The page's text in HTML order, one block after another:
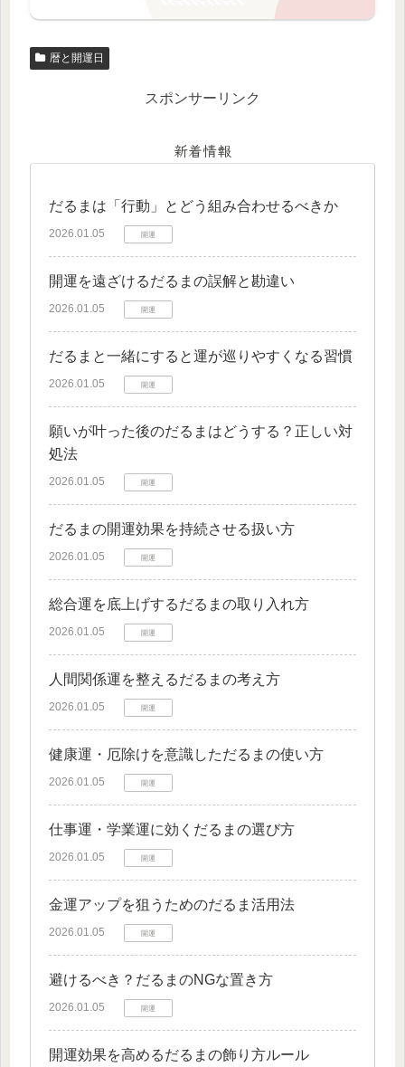
暦と開運日
スポンサーリンク
新着情報
だるまは「行動」とどう組み合わせるべきか
2026.01.05 開運
開運を遠ざけるだるまの誤解と勘違い
2026.01.05 開運
だるまと一緒にすると運が巡りやすくなる習慣
2026.01.05 開運
願いが叶った後のだるまはどうする？正しい対
処法
2026.01.05 開運
だるまの開運効果を持続させる扱い方
2026.01.05 開運
総合運を底上げするだるまの取り入れ方
2026.01.05 開運
人間関係運を整えるだるまの考え方
2026.01.05 開運
健康運・厄除けを意識しただるまの使い方
2026.01.05 開運
仕事運・学業運に効くだるまの選び方
2026.01.05 開運
金運アップを狙うためのだるま活用法
2026.01.05 開運
避けるべき？だるまのNGな置き方
2026.01.05 開運
開運効果を高めるだるまの飾り方ルール